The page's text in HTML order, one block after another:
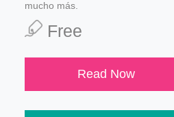
mucho más.
Free
Read Now